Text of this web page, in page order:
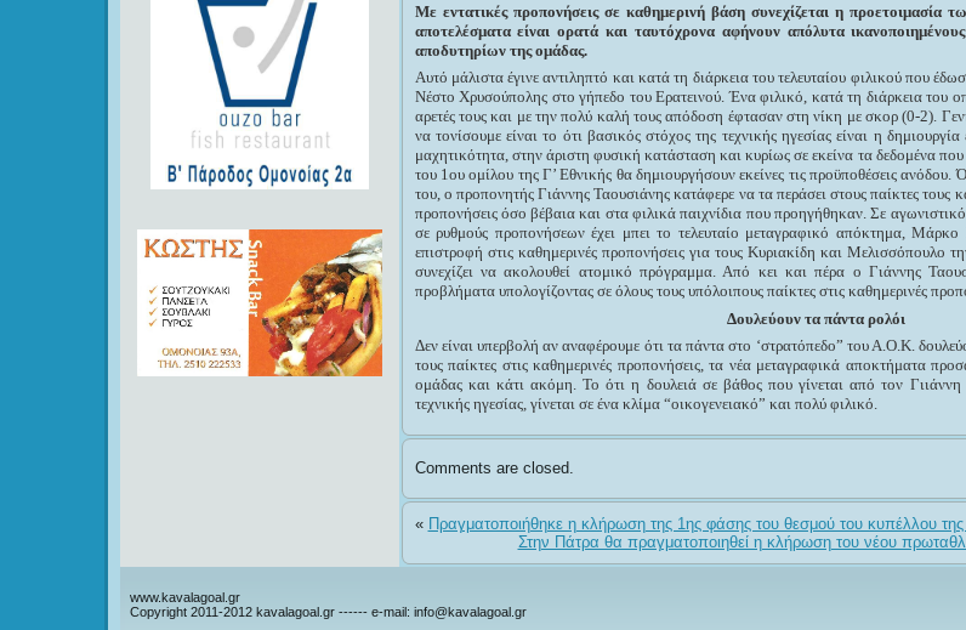
Με εντατικές προπονήσεις σε καθημερινή βάση συνεχίζεται η προετοιμασία
αποτελέσματα είναι ορατά και ταυτόχρονα αφήνουν απόλυτα
αποδυτηρίων της ομάδας.
Αυτό μάλιστα έγινε αντιληπτό και κατά τη διάρκεια του τελευταίου φιλικού που
Νέστο Χρυσούπολης στο γήπεδο του Ερατεινού. Ένα φιλικό, κατά τη διάρκεια του
αρετές τους και με την πολύ καλή τους απόδοση έφτασαν στη νίκη με σκορ (0-2).
να τονίσουμε είναι το ότι βασικός στόχος της τεχνικής ηγεσίας είναι η
μαχητικότητα, στην άριστη φυσική κατάσταση και κυρίως σε εκείνα τα δεδομένα
του 1ου ομίλου της Γ’ Εθνικής θα δημιουργήσουν εκείνες τις προϋποθέσεις
του, ο προπονητής Γιάννης Ταουσιάνης κατάφερε να τα περάσει στους παίκτες τους
προπονήσεις όσο βέβαια και στα φιλικά παιχνίδια που προηγήθηκαν. Σε
σε ρυθμούς προπονήσεων έχει μπει το τελευταίο μεταγραφικό απόκτημα, Μάρκο
επιστροφή στις καθημερινές προπονήσεις για τους Κυριακίδη και
συνεχίζει να ακολουθεί ατομικό πρόγραμμα. Από κει και πέρα ο Γιάννης
προβλήματα υπολογίζοντας σε όλους τους υπόλοιπους παίκτες στις καθημερινές
Δουλεύουν τα πάντα ρολόι
Δεν είναι υπερβολή αν αναφέρουμε ότι τα πάντα στο ‘στρατόπεδο” του Α.Ο.Κ.
τους παίκτες στις καθημερινές προπονήσεις, τα νέα μεταγραφικά αποκτήματα
ομάδας και κάτι ακόμη. Το ότι η δουλειά σε βάθος που γίνεται από τον
τεχνικής ηγεσίας, γίνεται σε ένα κλίμα “οικογενειακό” και πολύ φιλικό.
Comments are closed.
« Πραγματοποιήθηκε η κλήρωση της 1ης φάσης του θεσμού του κυπέλλου
Στην Πάτρα θα πραγματοποιηθεί η κλήρωση του νέου
www.kavalagoal.gr
Copyright 2011-2012 kavalagoal.gr ------ e-mail: info@kavalagoal.gr